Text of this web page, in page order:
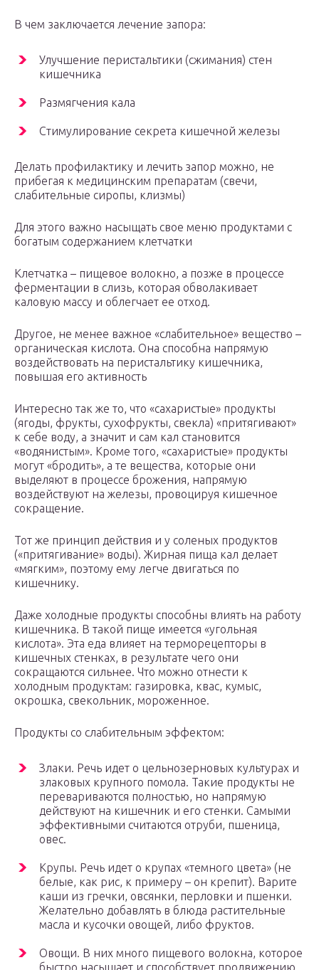
В чем заключается лечение запора:
Улучшение перистальтики (сжимания) стен
кишечника
Размягчения кала
Стимулирование секрета кишечной железы
Делать профилактику и лечить запор можно, не
прибегая к медицинским препаратам (свечи,
слабительные сиропы, клизмы)
Для этого важно насыщать свое меню продуктами с
богатым содержанием клетчатки
Клетчатка – пищевое волокно, а позже в процессе
ферментации в слизь, которая обволакивает
каловую массу и облегчает ее отход.
Другое, не менее важное «слабительное» вещество –
органическая кислота. Она способна напрямую
воздействовать на перистальтику кишечника,
повышая его активность
Интересно так же то, что «сахаристые» продукты
(ягоды, фрукты, сухофрукты, свекла) «притягивают»
к себе воду, а значит и сам кал становится
«водянистым». Кроме того, «сахаристые» продукты
могут «бродить», а те вещества, которые они
выделяют в процессе брожения, напрямую
воздействуют на железы, провоцируя кишечное
сокращение.
Тот же принцип действия и у соленых продуктов
(«притягивание» воды). Жирная пища кал делает
«мягким», поэтому ему легче двигаться по
кишечнику.
Даже холодные продукты способны влиять на работу
кишечника. В такой пище имеется «угольная
кислота». Эта еда влияет на терморецепторы в
кишечных стенках, в результате чего они
сокращаются сильнее. Что можно отнести к
холодным продуктам: газировка, квас, кумыс,
окрошка, свекольник, мороженное.
Продукты со слабительным эффектом:
Злаки. Речь идет о цельнозерновых культурах и
злаковых крупного помола. Такие продукты не
перевариваются полностью, но напрямую
действуют на кишечник и его стенки. Самыми
эффективными считаются отруби, пшеница,
овес.
Крупы. Речь идет о крупах «темного цвета» (не
белые, как рис, к примеру – он крепит). Варите
каши из гречки, овсянки, перловки и пшенки.
Желательно добавлять в блюда растительные
масла и кусочки овощей, либо фруктов.
Овощи. В них много пищевого волокна, которое
быстро насыщает и способствует продвижению